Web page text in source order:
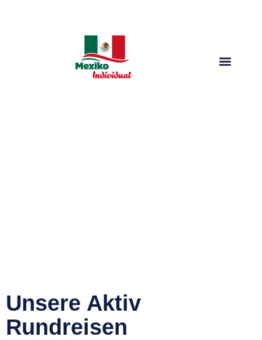
Unsere Aktiv
Rundreisen